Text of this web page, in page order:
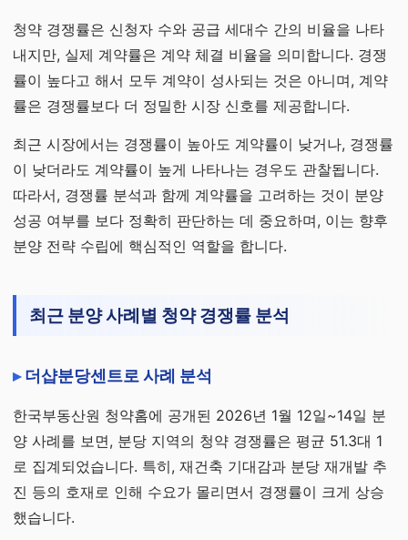
청약 경쟁률은 신청자 수와 공급 세대수 간의 비율을 나타
내지만, 실제 계약률은 계약 체결 비율을 의미합니다. 경쟁
률이 높다고 해서 모두 계약이 성사되는 것은 아니며, 계약
률은 경쟁률보다 더 정밀한 시장 신호를 제공합니다.
최근 시장에서는 경쟁률이 높아도 계약률이 낮거나, 경쟁률
이 낮더라도 계약률이 높게 나타나는 경우도 관찰됩니다.
따라서, 경쟁률 분석과 함께 계약률을 고려하는 것이 분양
성공 여부를 보다 정확히 판단하는 데 중요하며, 이는 향후
분양 전략 수립에 핵심적인 역할을 합니다.
최근 분양 사례별 청약 경쟁률 분석
더샵분당센트로 사례 분석
한국부동산원 청약홈에 공개된 2026년 1월 12일~14일 분
양 사례를 보면, 분당 지역의 청약 경쟁률은 평균 51.3대 1
로 집계되었습니다. 특히, 재건축 기대감과 분당 재개발 추
진 등의 호재로 인해 수요가 몰리면서 경쟁률이 크게 상승
했습니다.